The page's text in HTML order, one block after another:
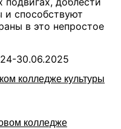
и способствуют
в это непростое
30.06.2025
колледже культуры
колледже